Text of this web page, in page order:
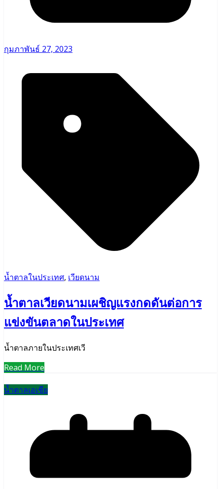
กุมภาพันธ์ 27, 2023
น้ำตาลในประเทศ, เวียดนาม
น้ำตาลเวียดนามเผชิญแรงกดดันต่อการ
แข่งขันตลาดในประเทศ
น้ำตาลภายในประเทศเวี
Read More
น้ำตาลเอเชีย